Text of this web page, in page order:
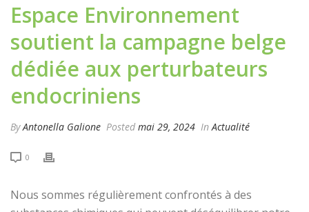
Espace Environnement
soutient la campagne belge
dédiée aux perturbateurs
endocriniens
ByAntonella Galione Posted mai 29, 2024 InActualité
0
Nous sommes régulièrement confrontés à des